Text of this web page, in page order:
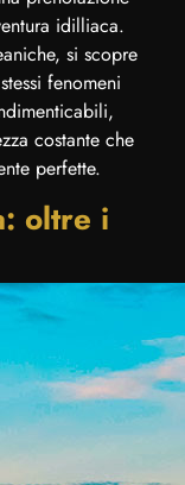
idilliaca.
si scopre
fenomeni
costante che
perfette.
oltre i